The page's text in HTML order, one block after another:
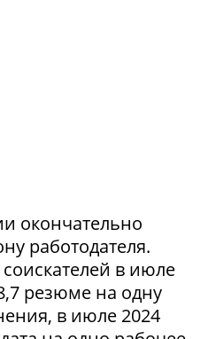
окончательно
работодателя.
в июле
резюме на одну
в июле 2024